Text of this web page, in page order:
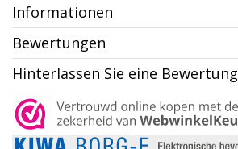
Informationen
Bewertungen
Hinterlassen Sie eine Bewertung